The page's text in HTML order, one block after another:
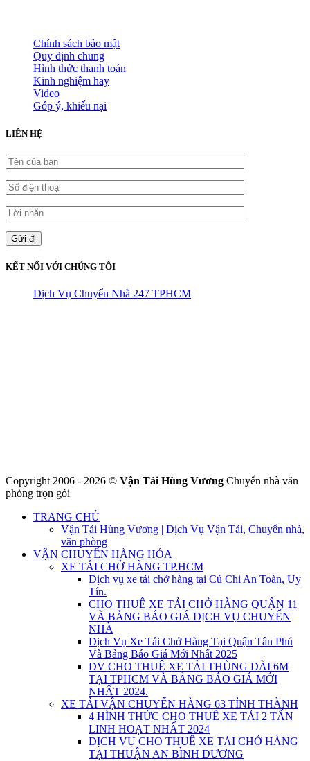
Chính sách bảo mật
Quy định chung
Hình thức thanh toán
Kinh nghiệm hay
Video
Góp ý, khiếu nại
LIÊN HỆ
KẾT NỐI VỚI CHÚNG TÔI
Dịch Vụ Chuyển Nhà 247 TPHCM
Copyright 2006 - 2026 © Vận Tải Hùng Vương Chuyển nhà văn
phòng trọn gói
TRANG CHỦ
Vận Tải Hùng Vương | Dịch Vụ Vận Tải, Chuyển nhà,
văn phòng
VẬN CHUYỂN HÀNG HÓA
XE TẢI CHỞ HÀNG TP.HCM
Dịch vụ xe tải chở hàng tại Củ Chi An Toàn, Uy
Tín.
CHO THUÊ XE TẢI CHỞ HÀNG QUẬN 11
VÀ BẢNG BÁO GIÁ DỊCH VỤ CHUYỂN
NHÀ
Dịch Vụ Xe Tải Chở Hàng Tại Quận Tân Phú
Và Bảng Báo Giá Mới Nhất 2025
DV CHO THUÊ XE TẢI THÙNG DÀI 6M
TẠI TPHCM VÀ BẢNG BÁO GIÁ MỚI
NHẤT 2024.
XE TẢI VẬN CHUYỂN HÀNG 63 TỈNH THÀNH
4 HÌNH THỨC CHO THUÊ XE TẢI 2 TẤN
LINH HOẠT NHẤT 2024
DỊCH VỤ CHO THUÊ XE TẢI CHỞ HÀNG
TẠI THUẬN AN BÌNH DƯƠNG